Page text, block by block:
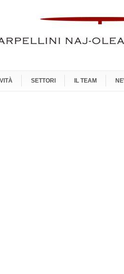
SETTORI IL TEAM